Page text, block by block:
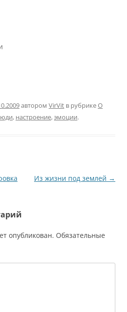
статус…
автором VirVit в рубрикеО
, настроение,эмоции.
Из жизни под землей →
опубликован. Обязательные